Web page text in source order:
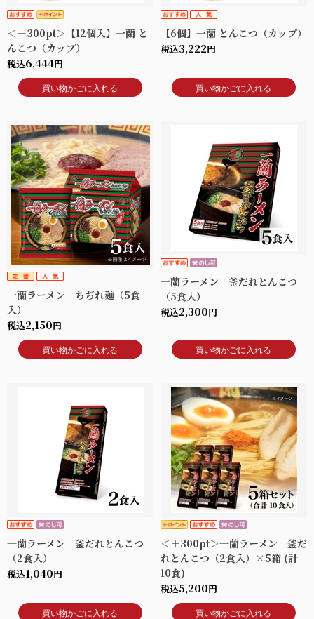
＜＋300pt＞【12個入】一蘭 と
んこつ（カップ）
税込6,444円
買い物かごに入れる
【6個】一蘭 とんこつ（カップ）
税込3,222円
買い物かごに入れる
一蘭ラーメン ちぢれ麺（5食
入）
税込2,150円
買い物かごに入れる
一蘭ラーメン 釜だれとんこつ
（5食入）
税込2,300円
買い物かごに入れる
一蘭ラーメン 釜だれとんこつ
（2食入）
税込1,040円
買い物かごに入れる
＜＋300pt＞一蘭ラーメン 釜だ
れとんこつ（2食入）×5箱 (計
10食)
税込5,200円
買い物かごに入れる